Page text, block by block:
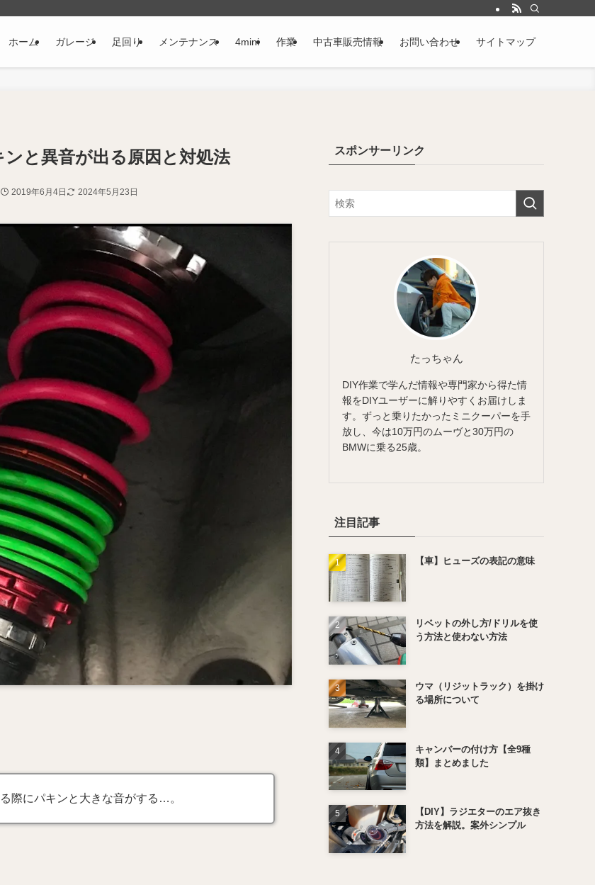
ホーム ガレージ 足回り メンテナンス 4mini 作業 中古車販売情報 お問い合わせ サイトマップ
ンと異音が出る原因と対処法
2019年6月4日 2024年5月23日
際にパキンと大きな音がする…。
スポンサーリンク
たっちゃん
DIY作業で学んだ情報や専門家から得た情
報をDIYユーザーに解りやすくお届けしま
す。ずっと乗りたかったミニクーパーを手
放し、今は10万円のムーヴと30万円の
BMWに乗る25歳。
注目記事
【車】ヒューズの表記の意味
リベットの外し方/ドリルを使
う方法と使わない方法
ウマ（リジットラック）を掛け
る場所について
キャンバーの付け方【全9種
類】まとめました
【DIY】ラジエターのエア抜き
方法を解説。案外シンプル